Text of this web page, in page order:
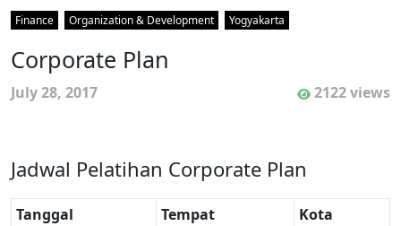
Finance Organization & Development Yogyakarta
Corporate Plan
July 28, 2017 2122 views
Jadwal Pelatihan Corporate Plan
Tanggal Tempat
Kota